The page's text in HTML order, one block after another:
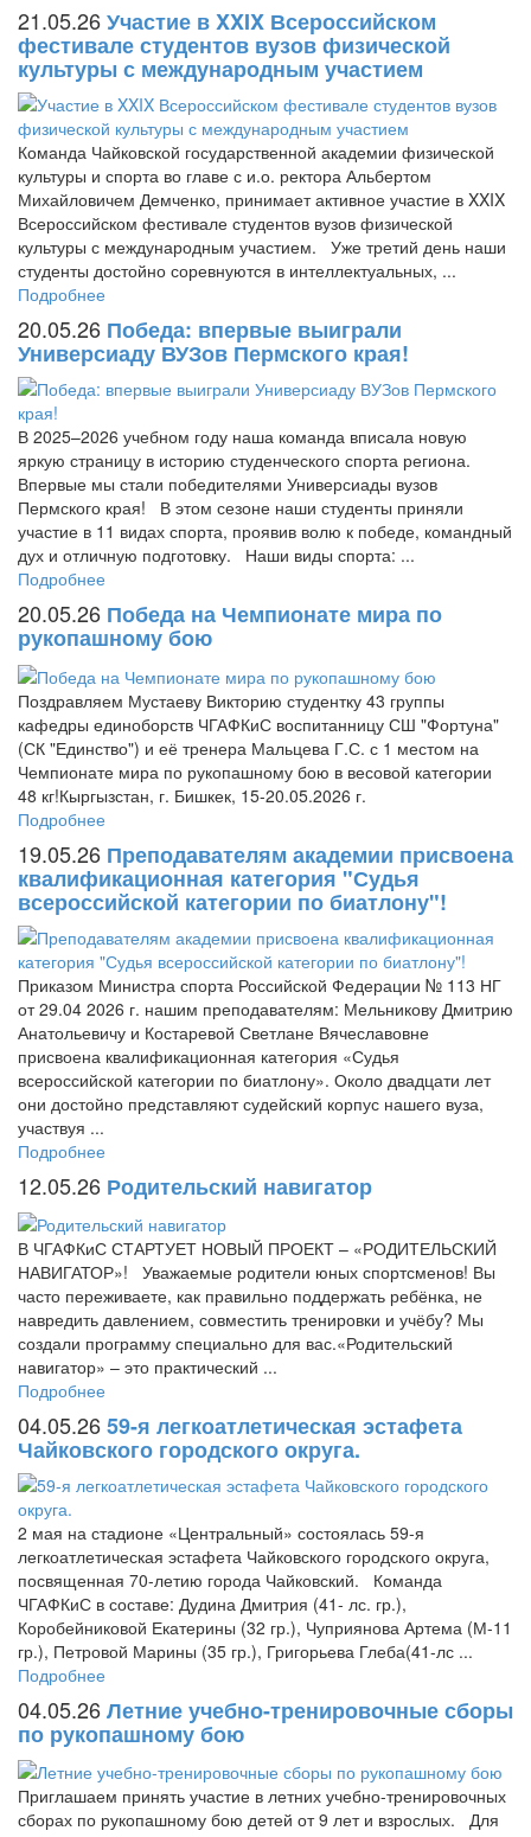
21.05.26Участие в XXIX Всероссийском
фестивале студентов вузов физической
культуры с международным участием
Команда Чайковской государственной академии физической
культуры и спорта во главе с и.о. ректора Альбертом
Михайловичем Демченко, принимает активное участие в XXIX
Всероссийском фестивале студентов вузов физической
культуры с международным участием. Уже третий день наши
студенты достойно соревнуются в интеллектуальных, ...
Подробнее
20.05.26 Победа: впервые выиграли
Универсиаду ВУЗов Пермского края!
В 2025–2026 учебном году наша команда вписала новую
яркую страницу в историю студенческого спорта региона.
Впервые мы стали победителями Универсиады вузов
Пермского края! В этом сезоне наши студенты приняли
участие в 11 видах спорта, проявив волю к победе, командный
дух и отличную подготовку. Наши виды спорта: ...
Подробнее
20.05.26 Победа на Чемпионате мира по
рукопашному бою
Поздравляем Мустаеву Викторию студентку 43 группы
кафедры единоборств ЧГАФКиС воспитанницу СШ "Фортуна"
(СК "Единство") и её тренера Мальцева Г.С. с 1 местом на
Чемпионате мира по рукопашному бою в весовой категории
48 кг!Кыргызстан, г. Бишкек, 15-20.05.2026 г.
Подробнее
19.05.26 Преподавателям академии присвоена
квалификационная категория "Судья
всероссийской категории по биатлону"!
Приказом Министра спорта Российской Федерации № 113 НГ
от 29.04 2026 г. нашим преподавателям: Мельникову Дмитрию
Анатольевичу и Костаревой Светлане Вячеславовне
присвоена квалификационная категория «Судья
всероссийской категории по биатлону». Около двадцати лет
они достойно представляют судейский корпус нашего вуза,
участвуя ...
Подробнее
12.05.26 Родительский навигатор
В ЧГАФКиС СТАРТУЕТ НОВЫЙ ПРОЕКТ – «РОДИТЕЛЬСКИЙ
НАВИГАТОР»! Уважаемые родители юных спортсменов! Вы
часто переживаете, как правильно поддержать ребёнка, не
навредить давлением, совместить тренировки и учёбу? Мы
создали программу специально для вас.«Родительский
навигатор» – это практический ...
Подробнее
04.05.2659-я легкоатлетическая эстафета
Чайковского городского округа.
2 мая на стадионе «Центральный» состоялась 59-я
легкоатлетическая эстафета Чайковского городского округа,
посвященная 70-летию города Чайковский. Команда
ЧГАФКиС в составе: Дудина Дмитрия (41- лс. гр.),
Коробейниковой Екатерины (32 гр.), Чуприянова Артема (М-11
гр.), Петровой Марины (35 гр.), Григорьева Глеба(41-лс ...
Подробнее
04.05.26Летние учебно-тренировочные сборы
по рукопашному бою
Приглашаем принять участие в летних учебно-тренировочных
сборах по рукопашному бою детей от 9 лет и взрослых. Для